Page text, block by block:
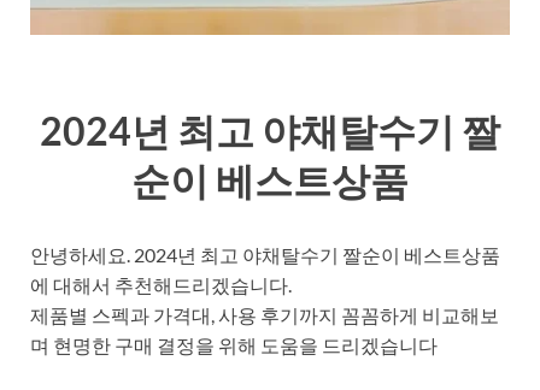
2024년 최고 야채탈수기 짤
순이 베스트상품
안녕하세요. 2024년 최고 야채탈수기 짤순이 베스트상품
에 대해서 추천해드리겠습니다.
제품별 스펙과 가격대, 사용 후기까지 꼼꼼하게 비교해보
며 현명한 구매 결정을 위해 도움을 드리겠습니다